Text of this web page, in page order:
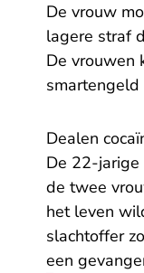
De vrouw
lagere straf
De vrouwen
smartengeld
Dealen
De 22-jarige
de twee
het leven
slachtoffer
een